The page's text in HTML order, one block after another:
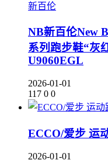
新百伦
NB新百伦New
系列跑步鞋“灰
U9060EGL
2026-01-01
117 0 0
ECCO/爱步 运
2026-01-01